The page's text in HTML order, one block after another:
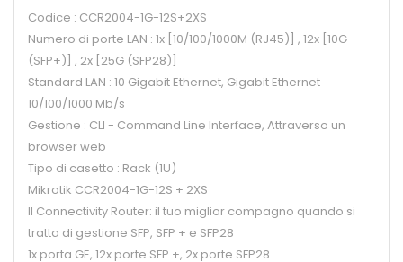
Codice : CCR2004-1G-12S+2XS
Numero di porte LAN : 1x [10/100/1000M (RJ45)] , 12x [10G
(SFP+)] , 2x [25G (SFP28)]
Standard LAN : 10 Gigabit Ethernet, Gigabit Ethernet
10/100/1000 Mb/s
Gestione : CLI - Command Line Interface, Attraverso un
browser web
Tipo di casetto : Rack (1U)
Mikrotik CCR2004-1G-12S + 2XS
Il Connectivity Router: il tuo miglior compagno quando si
tratta di gestione SFP, SFP + e SFP28
1x porta GE, 12x porte SFP +, 2x porte SFP28